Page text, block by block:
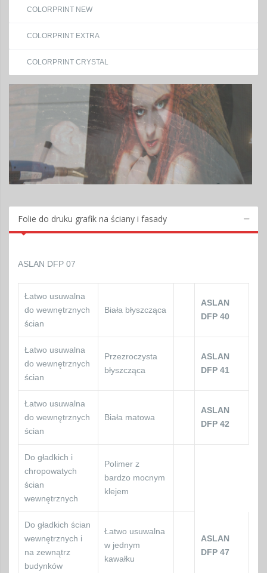
COLORPRINT NEW
COLORPRINT EXTRA
COLORPRINT CRYSTAL
Folie do druku grafik na ściany i fasady
ASLAN DFP 07
Łatwo usuwalna
do wewnętrznych
ścian
Biała błyszcząca
ASLAN
DFP 40
Łatwo usuwalna
do wewnętrznych
ścian
Przezroczysta
błyszcząca
ASLAN
DFP 41
Łatwo usuwalna
do wewnętrznych
ścian
Biała matowa
ASLAN
DFP 42
Do gładkich i
chropowatych
ścian
wewnętrznych
Polimer z
bardzo mocnym
klejem
Do gładkich ścian
wewnętrznych i
na zewnątrz
budynków
Łatwo usuwalna
w jednym
kawałku
ASLAN
DFP 47